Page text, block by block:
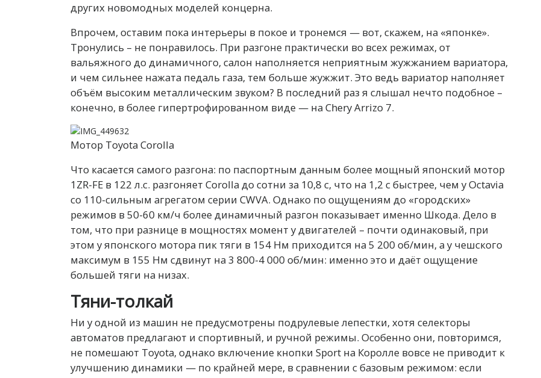
других новомодных моделей концерна.
Впрочем, оставим пока интерьеры в покое и тронемся — вот, скажем, на «японке».
Тронулись – не понравилось. При разгоне практически во всех режимах, от
вальяжного до динамичного, салон наполняется неприятным жужжанием вариатора,
и чем сильнее нажата педаль газа, тем больше жужжит. Это ведь вариатор наполняет
объём высоким металлическим звуком? В последний раз я слышал нечто подобное –
конечно, в более гипертрофированном виде — на Chery Arrizo 7.
Мотор Toyota Corolla
Что касается самого разгона: по паспортным данным более мощный японский мотор
1ZR-FE в 122 л.с. разгоняет Corolla до сотни за 10,8 с, что на 1,2 с быстрее, чем у Octavia
со 110-сильным агрегатом серии CWVA. Однако по ощущениям до «городских»
режимов в 50-60 км/ч более динамичный разгон показывает именно Шкода. Дело в
том, что при разнице в мощностях момент у двигателей – почти одинаковый, при
этом у японского мотора пик тяги в 154 Нм приходится на 5 200 об/мин, а у чешского
максимум в 155 Нм сдвинут на 3 800-4 000 об/мин: именно это и даёт ощущение
большей тяги на низах.
Тяни-толкай
Ни у одной из машин не предусмотрены подрулевые лепестки, хотя селекторы
автоматов предлагают и спортивный, и ручной режимы. Особенно они, повторимся,
не помешают Toyota, однако включение кнопки Sport на Королле вовсе не приводит к
улучшению динамики — по крайней мере, в сравнении с базовым режимом: если